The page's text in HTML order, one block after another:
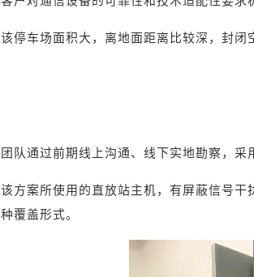
该停车场面积大，离地面距离比较深，封闭
团队通过前期线上沟通、线下实地勘察，采
该方案所使用的直放站主机，有屏蔽信号
种覆盖形式。